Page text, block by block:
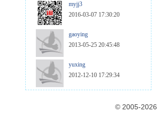
myjj3
2016-03-07 17:30:20
gaoying
2013-05-25 20:45:48
yuxing
2012-12-10 17:29:34
© 2005-2026